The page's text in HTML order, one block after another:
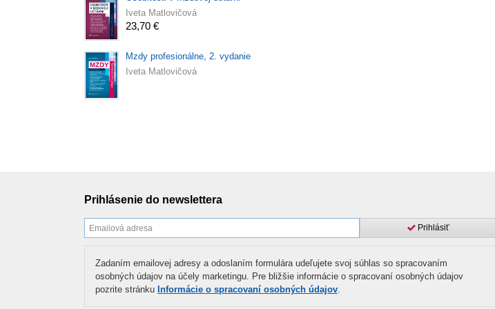
Iveta Matlovičová
23,70 €
Mzdy profesionálne, 2. vydanie
Iveta Matlovičová
Prihlásenie do newslettera
Prihlásiť
Zadaním emailovej adresy a odoslaním formulára udeľujete svoj súhlas so spracovaním
osobných údajov na účely marketingu. Pre bližšie informácie o spracovaní osobných údajov
pozrite stránku Informácie o spracovaní osobných údajov